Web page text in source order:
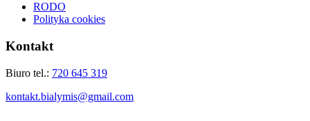
RODO
Polityka cookies
Kontakt
Biuro tel.: 720 645 319
kontakt.bialymis@gmail.com